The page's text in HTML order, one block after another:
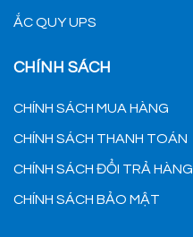
ẮC QUY UPS
CHÍNH SÁCH
CHÍNH SÁCH MUA HÀNG
CHÍNH SÁCH THANH TOÁN
CHÍNH SÁCH ĐỔI TRẢ HÀNG
CHÍNH SÁCH BẢO MẬT